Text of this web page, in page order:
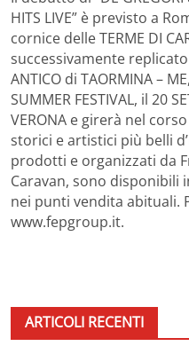
HITS LIVE” è previsto a
cornice delle TERME DI
successivamente replicato
ANTICO di TAORMINA –
SUMMER FESTIVAL, il 20
VERONA e girerà nel
storici e artistici più belli
prodotti e organizzati da
Caravan, sono disponibili
nei punti vendita abituali.
www.fepgroup.it.
ARTICOLI RECENTI